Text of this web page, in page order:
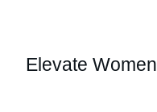
Elevate Women